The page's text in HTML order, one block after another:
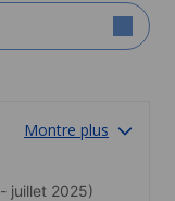
Montre plus
juillet 2025)